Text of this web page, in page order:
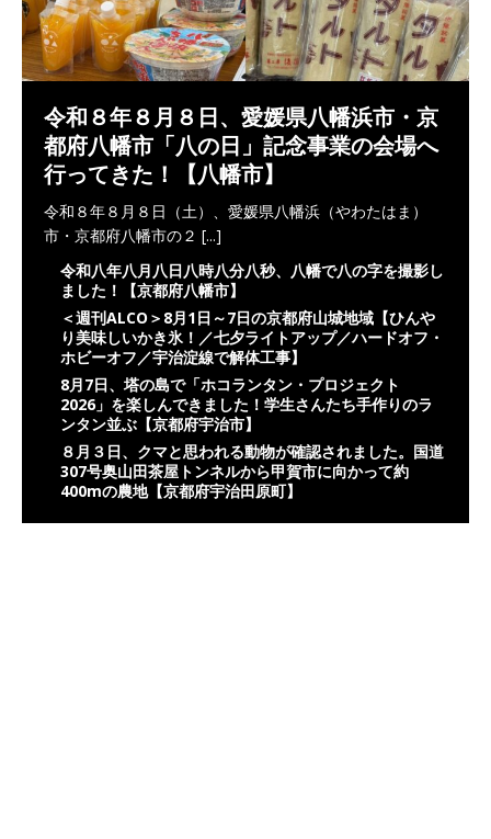
令和８年８月８日、愛媛県八幡浜市・京
都府八幡市「八の日」記念事業の会場へ
行ってきた！【八幡市】
令和８年８月８日（土）、愛媛県八幡浜（やわたはま）
市・京都府八幡市の２ [...]
令和八年八月八日八時八分八秒、八幡で八の字を撮影し
ました！【京都府八幡市】
＜週刊ALCO＞8月1日～7日の京都府山城地域【ひんや
り美味しいかき氷！／七夕ライトアップ／ハードオフ・
ホビーオフ／宇治淀線で解体工事】
8月7日、塔の島で「ホコランタン・プロジェクト
2026」を楽しんできました！学生さんたち手作りのラ
ンタン並ぶ【京都府宇治市】
８月３日、クマと思われる動物が確認されました。国道
307号奥山田茶屋トンネルから甲賀市に向かって約
400mの農地【京都府宇治田原町】